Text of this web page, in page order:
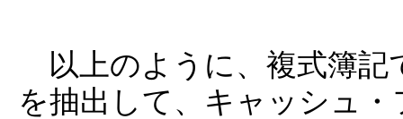
以上のように、複式簿記
を抽出して、キャッシュ